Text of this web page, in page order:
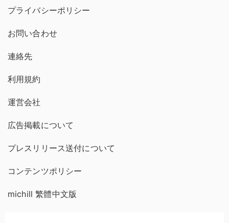
プライバシーポリシー
お問い合わせ
連絡先
利用規約
運営会社
広告掲載について
プレスリリース送付について
コンテンツポリシー
michill 繁體中文版